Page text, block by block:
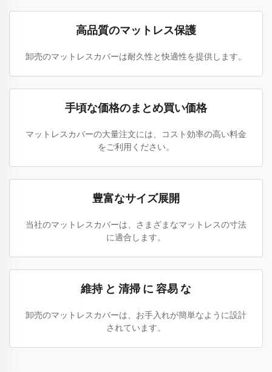
高品質のマットレス保護
卸売のマットレスカバーは耐久性と快適性を提供します。
手頃な価格のまとめ買い価格
マットレスカバーの大量注文には、コスト効率の高い料金
をご利用ください。
豊富なサイズ展開
当社のマットレスカバーは、さまざまなマットレスの寸法
に適合します。
維持 と 清掃 に 容易 な
卸売のマットレスカバーは、お手入れが簡単なように設計
されています。